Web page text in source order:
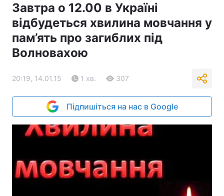
Завтра о 12.00 в Україні
відбудеться хвилина мовчання у
пам’ять про загиблих під
Волновахою
20:19, 14.01.15 1 хв. 307
Підпишіться на нас в Google